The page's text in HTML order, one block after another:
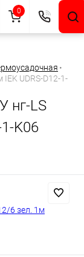
•
UDRS-D12-1-
нг-LS
K06
0